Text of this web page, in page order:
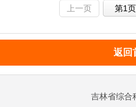
上一页 第1页
返回
吉林省综合